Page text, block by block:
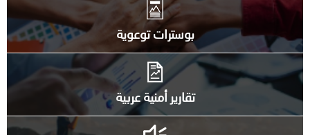
بوسترات توعوية